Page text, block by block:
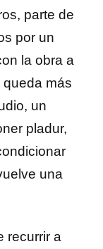
parte de
por un
la obra a
queda más
un
pladur,
una
recurrir a